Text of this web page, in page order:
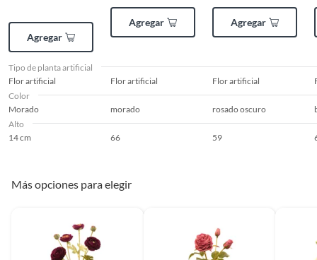
Agregar
Agregar Agregar
Tipo de planta artificial
Flor artificial
Flor artificial Flor artificial
Color
Morado
morado rosado oscuro
Alto
14 cm
66 59
Más opciones para elegir